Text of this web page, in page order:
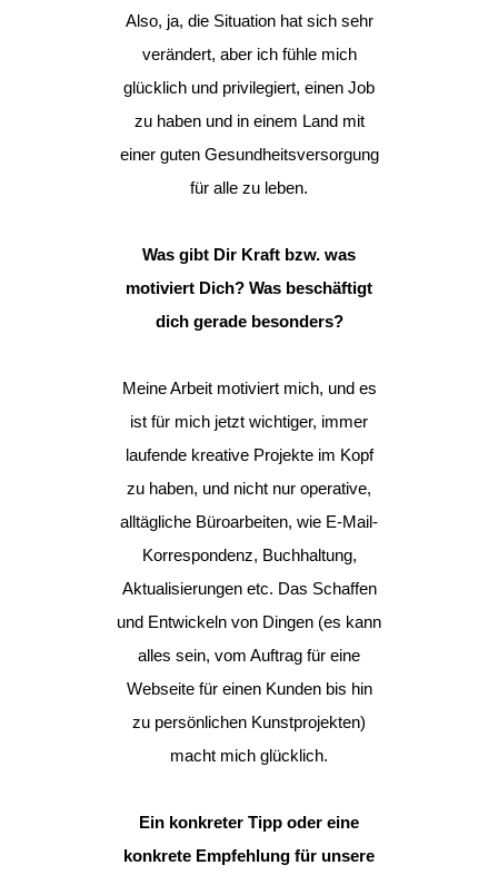
Also, ja, die Situation hat sich sehr
verändert, aber ich fühle mich
glücklich und privilegiert, einen Job
zu haben und in einem Land mit
einer guten Gesundheitsversorgung
für alle zu leben.
Was gibt Dir Kraft bzw. was
motiviert Dich? Was beschäftigt
dich gerade besonders?
Meine Arbeit motiviert mich, und es
ist für mich jetzt wichtiger, immer
laufende kreative Projekte im Kopf
zu haben, und nicht nur operative,
alltägliche Büroarbeiten, wie E-Mail-
Korrespondenz, Buchhaltung,
Aktualisierungen etc. Das Schaffen
und Entwickeln von Dingen (es kann
alles sein, vom Auftrag für eine
Webseite für einen Kunden bis hin
zu persönlichen Kunstprojekten)
macht mich glücklich.
Ein konkreter Tipp oder eine
konkrete Empfehlung für unsere